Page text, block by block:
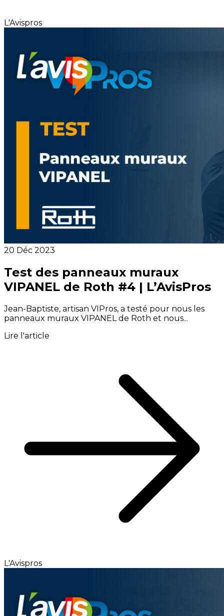
L'Avispros
20 Déc 2023
Test des panneaux muraux
VIPANEL de Roth #4 | L’AvisPros
Jean-Baptiste, artisan VIPros, a testé pour nous les
panneaux muraux VIPANEL de Roth et nous...
Lire l'article
L'Avispros